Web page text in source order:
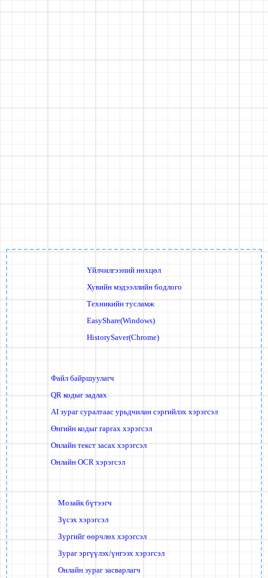
Үйлчилгээний нөхцөл
Хувийн мэдээллийн бодлого
Техникийн тусламж
EasyShare(Windows)
HistorySaver(Chrome)
Файл байршуулагч
QR кодыг задлах
AI зураг суралтаас урьдчилан сэргийлэх хэрэгсэл
Өнгийн кодыг гаргах хэрэгсэл
Онлайн текст засах хэрэгсэл
Онлайн OCR хэрэгсэл
Мозайк бүтээгч
Зүсэх хэрэгсэл
Зургийг өөрчлөх хэрэгсэл
Зураг эргүүлэх/үнгээх хэрэгсэл
Онлайн зураг засварлагч